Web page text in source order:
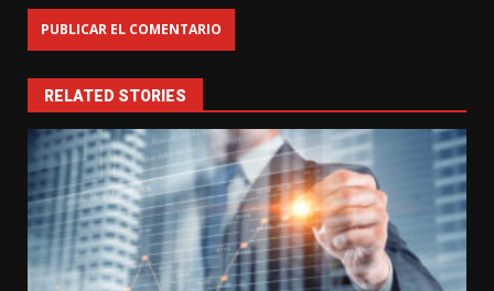
RELATED STORIES